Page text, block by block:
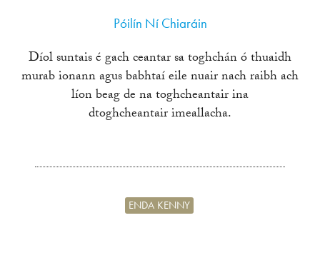
Póilín Ní Chiaráin
Díol suntais é gach ceantar sa toghchán ó thuaidh
murab ionann agus babhtaí eile nuair nach raibh ach
líon beag de na toghcheantair ina
dtoghcheantair imeallacha.
ENDA KENNY